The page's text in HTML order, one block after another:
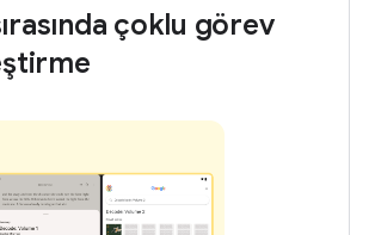
çoklu görev